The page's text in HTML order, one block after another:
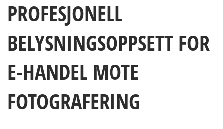
PROFESJONELL
BELYSNINGSOPPSETT FOR
E-HANDEL MOTE
FOTOGRAFERING